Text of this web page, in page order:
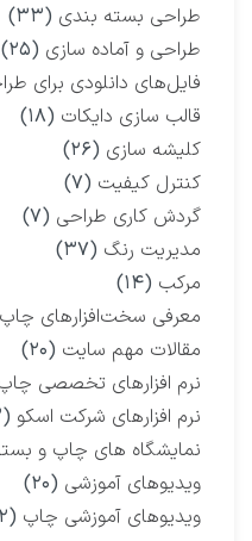
طراحی بسته بندی (۳۳)
طراحی و آماده سازی (۲۵)
فایل‌های دانلودی برای
قالب سازی دایکات (۱۸)
کلیشه سازی (۲۶)
کنترل کیفیت (۷)
گردش کاری طراحی (۷)
مدیریت رنگ (۳۷)
مرکب (۱۴)
معرفی سخت‌افزارهای
مقالات مهم سایت (۲۰)
نرم افزارهای تخصصی
نرم افزارهای شرکت اسکو (۱۳)
نمایشگاه‌ های چاپ و
ویدیوهای آموزشی (۲۰)
ویدیوهای آموزشی چاپ (۲)